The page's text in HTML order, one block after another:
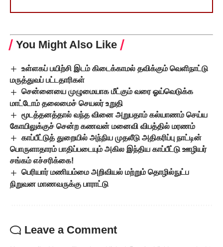
You Might Also Like
உள்ளகப் பயிற்சி இடம் கிடைக்காமல் தவிக்கும் வெளிநாட்டு
மருத்துவப் பட்டதாரிகள்
சென்னையை முழுமையாக மீட்கும் வரை ஓய்வெடுக்க
மாட்டோம் தலைமைச் செயலர் உறுதி
மூடத்தனத்தால் வந்த வினை அறுபதாம் கல்யாணம் செய்ய
கோயிலுக்குச் சென்ற கணவன் மனைவி விபத்தில் மரணம்
காப்பீட்டுத் துறையில் அந்நிய முதலீடு அதிகரிப்பு நாட்டின்
பொருளாதாரம் பாதிப்படையும் அகில இந்திய காப்பீட்டு ஊழியர்
சங்கம் எச்சரிக்கை!
பெரியார் மணியம்மை அறிவியல் மற்றும் தொழில்நுட்ப
நிறுவன மாணவருக்கு பாராட்டு
Leave a Comment